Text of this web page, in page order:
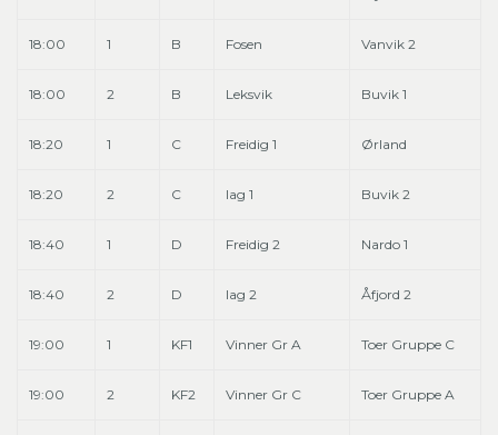
18:00 1 B Fosen Vanvik 2
18:00 2 B Leksvik Buvik 1
18:20 1 C Freidig 1 Ørland
18:20 2 C lag 1 Buvik 2
18:40 1 D Freidig 2 Nardo 1
18:40 2 D lag 2 Åfjord 2
19:00 1 KF1 Vinner Gr A Toer Gruppe C
19:00 2 KF2 Vinner Gr C Toer Gruppe A